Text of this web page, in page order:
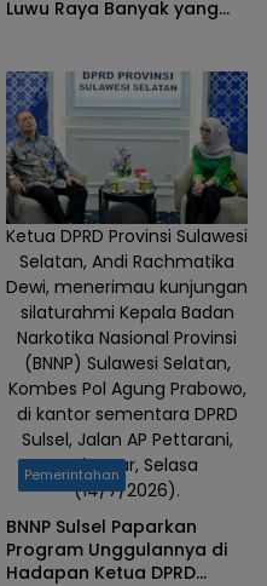
Luwu Raya Banyak yang
Ketua DPRD Provinsi Sulawesi
Selatan, Andi Rachmatika
Dewi, menerimau kunjungan
silaturahmi Kepala Badan
Narkotika Nasional Provinsi
(BNNP) Sulawesi Selatan,
Kombes Pol Agung Prabowo,
di kantor sementara DPRD
Sulsel, Jalan AP Pettarani,
Makassar, Selasa
(14/7/2026).
Pemerintahan
BNNP Sulsel Paparkan
Program Unggulannya di
Hadapan Ketua DPRD